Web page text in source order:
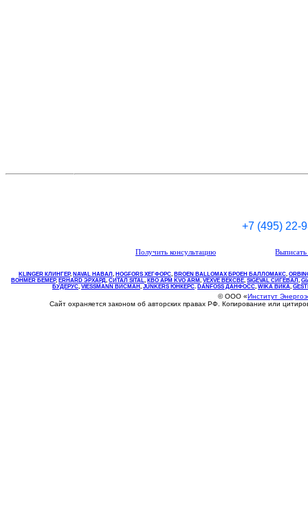
+7 (495) 22-
Получить консультацию
KLINGER КЛИНГЕР, NAVAL НАВАЛ , НOGFORS ХЕГФОРС, BROEN BALLOMAX БРОЕН БАЛЛОМАКС,
BOHMER БЕМЕР, ERHARD ЭРХАРД, СИТАЛ SITAL, КВО АРМ KVO ARM, VEXVE ВЕКСВЕ, SIGEVAL СИГЕВАЛ ,
БУДЕРУС, VIESSMANN ВИСМАН , JUNKERS ЮНКЕРС. DANFOSS ДАНФОСС, WIKA ВИКА,
© ООО «Институт
Сайт охраняется законом об авторских правах РФ. Копирование или